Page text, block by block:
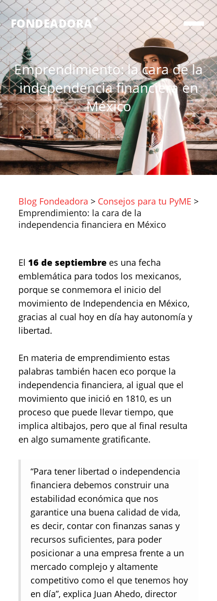
FONDEADORA®
Emprendimiento: la cara de la
independencia financiera en
México
Blog Fondeadora > Consejos para tu PyME >
Emprendimiento: la cara de la
independencia financiera en México
El 16 de septiembre es una fecha
emblemática para todos los mexicanos,
porque se conmemora el inicio del
movimiento de Independencia en México,
gracias al cual hoy en día hay autonomía y
libertad.
En materia de emprendimiento estas
palabras también hacen eco porque la
independencia financiera, al igual que el
movimiento que inició en 1810, es un
proceso que puede llevar tiempo, que
implica altibajos, pero que al final resulta
en algo sumamente gratificante.
“Para tener libertad o independencia
financiera debemos construir una
estabilidad económica que nos
garantice una buena calidad de vida,
es decir, contar con finanzas sanas y
recursos suficientes, para poder
posicionar a una empresa frente a un
mercado complejo y altamente
competitivo como el que tenemos hoy
en día”, explica Juan Ahedo, director